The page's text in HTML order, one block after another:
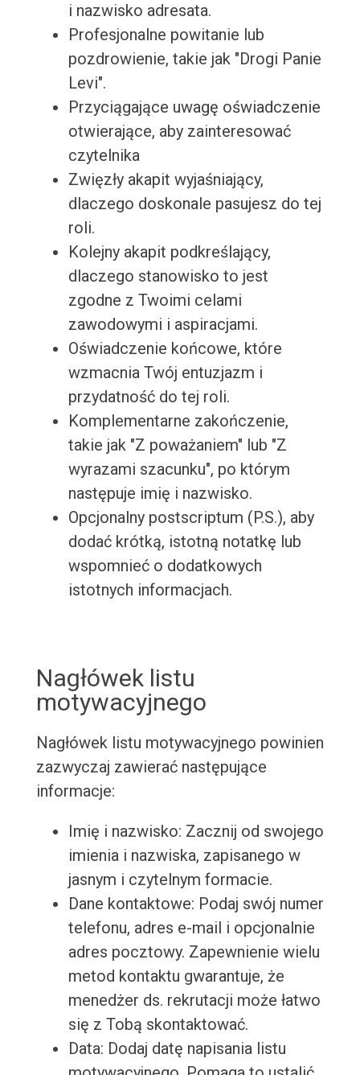
i nazwisko adresata.
Profesjonalne powitanie lub
pozdrowienie, takie jak "Drogi Panie
Levi".
Przyciągające uwagę oświadczenie
otwierające, aby zainteresować
czytelnika
Zwięzły akapit wyjaśniający,
dlaczego doskonale pasujesz do tej
roli.
Kolejny akapit podkreślający,
dlaczego stanowisko to jest
zgodne z Twoimi celami
zawodowymi i aspiracjami.
Oświadczenie końcowe, które
wzmacnia Twój entuzjazm i
przydatność do tej roli.
Komplementarne zakończenie,
takie jak "Z poważaniem" lub "Z
wyrazami szacunku", po którym
następuje imię i nazwisko.
Opcjonalny postscriptum (P.S.), aby
dodać krótką, istotną notatkę lub
wspomnieć o dodatkowych
istotnych informacjach.
Nagłówek listu
motywacyjnego
Nagłówek listu motywacyjnego powinien
zazwyczaj zawierać następujące
informacje:
Imię i nazwisko: Zacznij od swojego
imienia i nazwiska, zapisanego w
jasnym i czytelnym formacie.
Dane kontaktowe: Podaj swój numer
telefonu, adres e-mail i opcjonalnie
adres pocztowy. Zapewnienie wielu
metod kontaktu gwarantuje, że
menedżer ds. rekrutacji może łatwo
się z Tobą skontaktować.
Data: Dodaj datę napisania listu